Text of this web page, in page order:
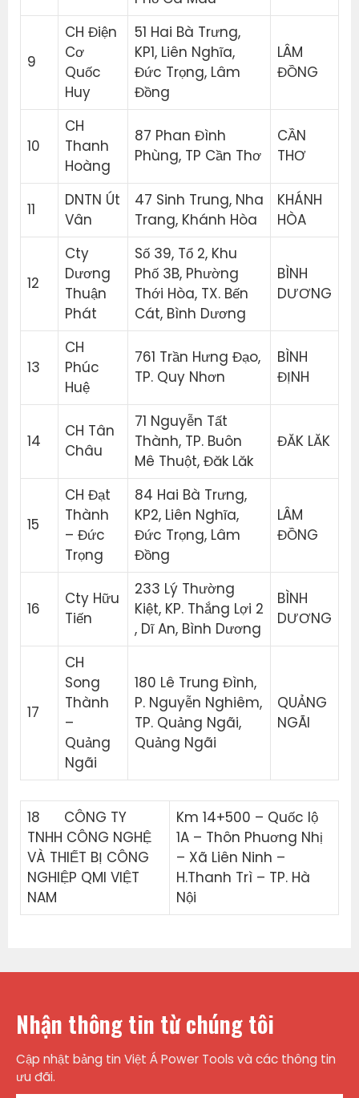
9
CH Điện
Cơ
Quốc
Huy
51 Hai Bà Trưng,
KP1, Liên Nghĩa,
Đức Trọng, Lâm
Đồng
LÂM
ĐỒNG
10
CH
Thanh
Hoàng
87 Phan Đình
Phùng, TP Cần Thơ
CẦN
THƠ
11
DNTN Út
Vân
47 Sinh Trung, Nha
Trang, Khánh Hòa
KHÁNH
HÒA
12
Cty
Dương
Thuận
Phát
Số 39, Tổ 2, Khu
Phố 3B, Phường
Thới Hòa, TX. Bến
Cát, Bình Dương
BÌNH
DƯƠNG
13
CH
Phúc
Huệ
761 Trần Hưng Đạo,
TP. Quy Nhơn
BÌNH
ĐỊNH
14
CH Tân
Châu
71 Nguyễn Tất
Thành, TP. Buôn
Mê Thuột, Đăk Lăk
ĐĂK LĂK
15
CH Đạt
Thành
– Đức
Trọng
84 Hai Bà Trưng,
KP2, Liên Nghĩa,
Đức Trọng, Lâm
Đồng
LÂM
ĐỒNG
16
Cty Hữu
Tiến
233 Lý Thường
Kiệt, KP. Thắng Lợi 2
, Dĩ An, Bình Dương
BÌNH
DƯƠNG
17
CH
Song
Thành
–
Quảng
Ngãi
180 Lê Trung Đình,
P. Nguyễn Nghiêm,
TP. Quảng Ngãi,
Quảng Ngãi
QUẢNG
NGÃI
18 CÔNG TY
TNHH CÔNG NGHỆ
VÀ THIẾT BỊ CÔNG
NGHIỆP QMI VIỆT
NAM
Km 14+500 – Quốc lộ
1A – Thôn Phuơng Nhị
– Xã Liên Ninh –
H.Thanh Trì – TP. Hà
Nội
Nhận thông tin từ chúng tôi
Cập nhật bảng tin Việt Á Power Tools và các thông tin
ưu đãi.